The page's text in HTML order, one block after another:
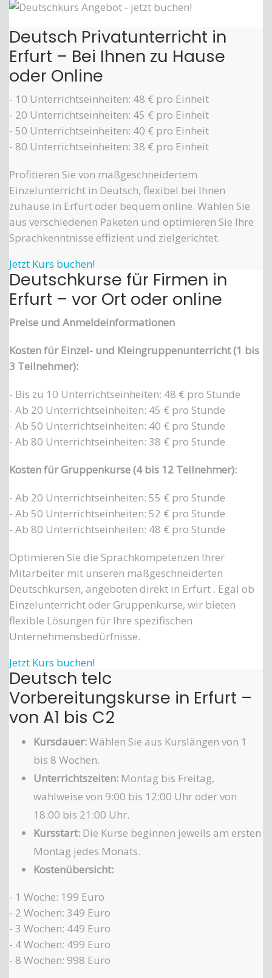
Deutsch Privatunterricht in
Erfurt – Bei Ihnen zu Hause
oder Online
- 10 Unterrichtseinheiten: 48 € pro Einheit
- 20 Unterrichtseinheiten: 45 € pro Einheit
- 50 Unterrichtseinheiten: 40 € pro Einheit
- 80 Unterrichtseinheiten: 38 € pro Einheit
Profitieren Sie von maßgeschneidertem
Einzelunterricht in Deutsch, flexibel bei Ihnen
zuhause in Erfurt oder bequem online. Wählen Sie
aus verschiedenen Paketen und optimieren Sie Ihre
Sprachkenntnisse effizient und zielgerichtet.
Jetzt Kurs buchen!
Deutschkurse für Firmen in
Erfurt – vor Ort oder online
Preise und Anmeldeinformationen
Kosten für Einzel- und Kleingruppenunterricht (1 bis
3 Teilnehmer):
- Bis zu 10 Unterrichtseinheiten: 48 € pro Stunde
- Ab 20 Unterrichtseinheiten: 45 € pro Stunde
- Ab 50 Unterrichtseinheiten: 40 € pro Stunde
- Ab 80 Unterrichtseinheiten: 38 € pro Stunde
Kosten für Gruppenkurse (4 bis 12 Teilnehmer):
- Ab 20 Unterrichtseinheiten: 55 € pro Stunde
- Ab 50 Unterrichtseinheiten: 52 € pro Stunde
- Ab 80 Unterrichtseinheiten: 48 € pro Stunde
Optimieren Sie die Sprachkompetenzen Ihrer
Mitarbeiter mit unseren maßgeschneiderten
Deutschkursen, angeboten direkt in Erfurt . Egal ob
Einzelunterricht oder Gruppenkurse, wir bieten
flexible Lösungen für Ihre spezifischen
Unternehmensbedürfnisse.
Jetzt Kurs buchen!
Deutsch telc
Vorbereitungskurse in Erfurt –
von A1 bis C2
Kursdauer:Wählen Sie aus Kurslängen von 1
bis 8 Wochen.
Unterrichtszeiten:Montag bis Freitag,
wahlweise von 9:00 bis 12:00 Uhr oder von
18:00 bis 21:00 Uhr.
Kursstart:Die Kurse beginnen jeweils am ersten
Montag jedes Monats.
Kostenübersicht:
- 1 Woche: 199 Euro
- 2 Wochen: 349 Euro
- 3 Wochen: 449 Euro
- 4 Wochen: 499 Euro
- 8 Wochen: 998 Euro